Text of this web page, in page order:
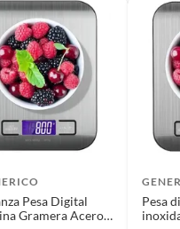
Pesa Digital
Gramera Acero
Pesa